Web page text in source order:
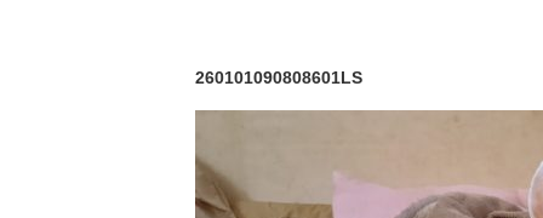
260101090808601LS